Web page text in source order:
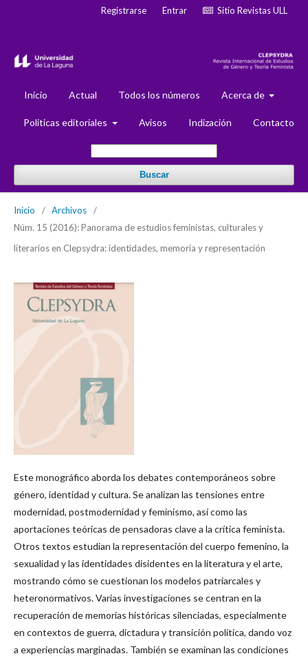
Inicio Actual Todos los números Acerca de
Politicas editoriales Avisos Indización Contacto
Buscar
Registrarse Entrar Sitio Revistas ULL
Inicio / Archivos
/
Núm. 15 (2016): Panorama de estudios feministas, culturales y
literarios en Clepsydra: identidades, memoria y representación
Este monográfico aborda los debates contemporáneos sobre
género, identidad y cultura. Se analizan las tensiones entre
modernidad, postmodernidad y feminismo, así como las
aportaciones teóricas de pensadoras clave a la crítica feminista.
Otros textos estudian la representación del cuerpo femenino, la
sexualidad y las identidades disidentes en la literatura y el arte,
mostrando cómo se cuestionan los modelos patriarcales y
heteronormativos. Varias investigaciones se centran en la
recuperación de memorias históricas silenciadas, especialmente
en contextos de guerra, dictadura y transición política, dando voz
a experiencias marginadas. También se examinan las condiciones